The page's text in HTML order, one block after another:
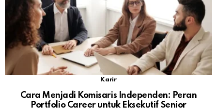
Karir
Cara Menjadi Komisaris Independen: Peran
Portfolio Career untuk Eksekutif Senior